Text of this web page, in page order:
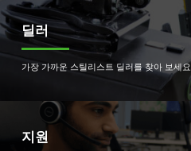
딜러
가장 가까운 스틸리스트 딜러를 찾아 보세요
지원